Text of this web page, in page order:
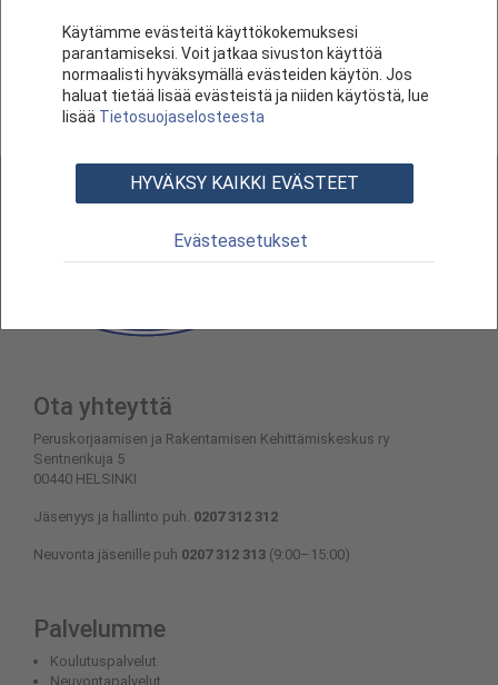
Gyproc rakennuslevyt
https://www.gyproc.fi
Ota yhteyttä
Peruskorjaamisen ja Rakentamisen Kehittämiskeskus ry
Sentnerikuja 5
00440 HELSINKI
Jäsenyys ja hallinto puh. 0207 312 312
Neuvonta jäsenille puh 0207 312 313 (9:00–15:00)
Palvelumme
Koulutuspalvelut
Neuvontapalvelut
Käytämme evästeitä käyttökokemuksesi
parantamiseksi. Voit jatkaa sivuston käyttöä
normaalisti hyväksymällä evästeiden käytön. Jos
haluat tietää lisää evästeistä ja niiden käytöstä, lue
lisää Tietosuojaselosteesta
HYVÄKSY KAIKKI EVÄSTEET
Evästeasetukset